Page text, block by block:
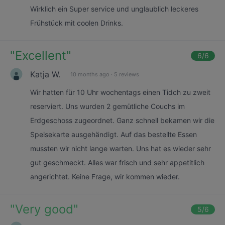
Wirklich ein Super service und unglaublich leckeres
Frühstück mit coolen Drinks.
"Excellent" 6/6
Katja W. 10 months ago · 5 reviews
Wir hatten für 10 Uhr wochentags einen Tidch zu zweit
reserviert. Uns wurden 2 gemütliche Couchs im
Erdgeschoss zugeordnet. Ganz schnell bekamen wir die
Speisekarte ausgehändigt. Auf das bestellte Essen
mussten wir nicht lange warten. Uns hat es wieder sehr
gut geschmeckt. Alles war frisch und sehr appetitlich
angerichtet. Keine Frage, wir kommen wieder.
"Very good" 5/6